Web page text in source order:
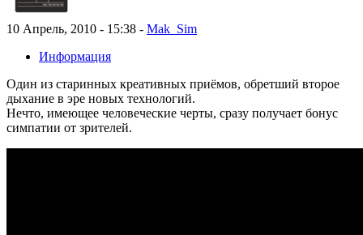
10 Апрель, 2010 - 15:38 - Mak_Sim
Информация
Один из старинных креативных приёмов, обретший второе
дыхание в эре новых технологий.
Нечто, имеющее человеческие черты, сразу получает бонус
симпатии от зрителей.